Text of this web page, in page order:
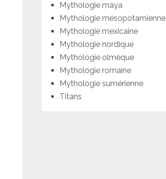
Mythologie maya
Mythologie mésopotamienne
Mythologie mexicaine
Mythologie nordique
Mythologie olmèque
Mythologie romaine
Mythologie sumérienne
Titans